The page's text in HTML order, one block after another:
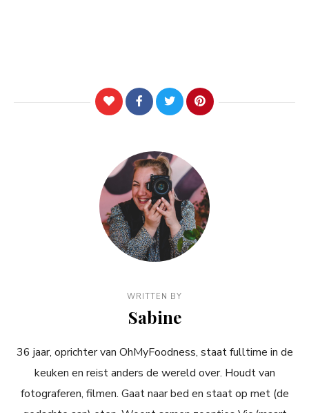
WRITTEN BY
Sabine
36 jaar, oprichter van OhMyFoodness, staat fulltime in de
keuken en reist anders de wereld over. Houdt van
fotograferen, filmen. Gaat naar bed en staat op met (de